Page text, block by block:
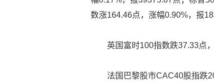
数涨164.46点，涨幅0.90%，报
英国富时100指数跌37.33点
法国巴黎股市CAC40股指跌